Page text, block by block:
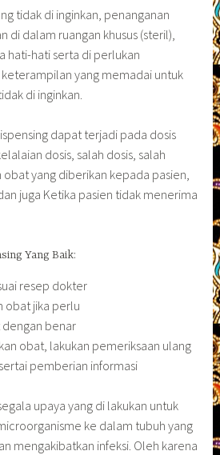
tidak di inginkan, penanganan
di dalam ruangan khusus (steril),
hati-hati serta di perlukan
yang memadai untuk
di inginkan.
dapat terjadi pada dosis
dosis, salah dosis, salah
yang diberikan kepada pasien,
juga Ketika pasien tidak menerima
Yang Baik:
resep dokter
obat jika perlu
benar
obat, lakukan pemeriksaan ulang
pemberian informasi
upaya yang di lakukan untuk
ke dalam tubuh yang
mengakibatkan infeksi. Oleh karena